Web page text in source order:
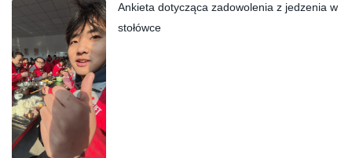
Ankieta dotycząca zadowolenia z jedzenia w
stołówce